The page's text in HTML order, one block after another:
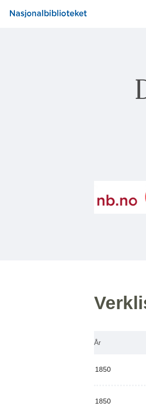
År
1850
1850